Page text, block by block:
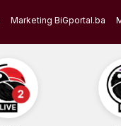
Marketing BiGportal.ba